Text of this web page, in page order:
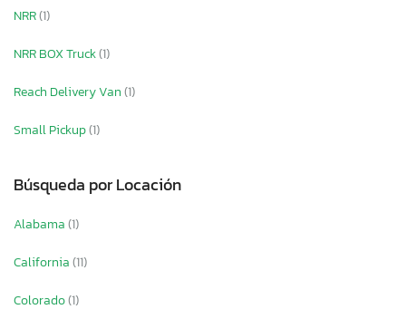
NRR(1)
NRR BOX Truck(1)
Reach Delivery Van(1)
Small Pickup(1)
Búsqueda por Locación
Alabama(1)
California(11)
Colorado(1)